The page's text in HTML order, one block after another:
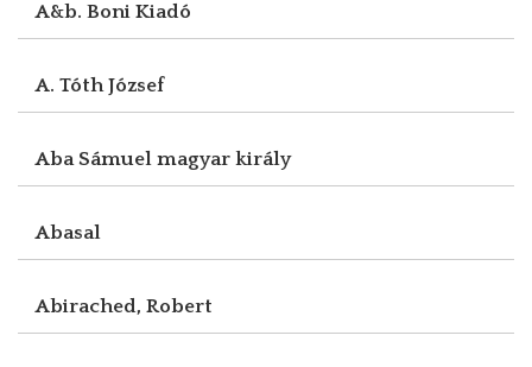
A&b. Boni Kiadó
A. Tóth József
Aba Sámuel magyar király
Abasal
Abirached, Robert